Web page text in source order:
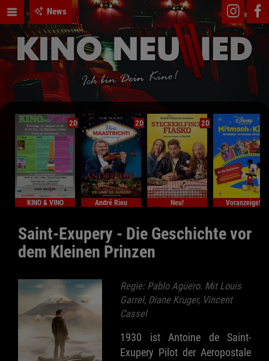
News
2D
KINO & VINO
2D
André Rieu
2D
Neu! Voranzeige!
Saint-Exupery - Die Geschichte vor
dem Kleinen Prinzen
Regie: Pablo Agüero. Mit Louis
Garrel, Diane Kruger, Vincent
Cassel
1930 ist Antoine de Saint-
Exupery Pilot der Aeropostale